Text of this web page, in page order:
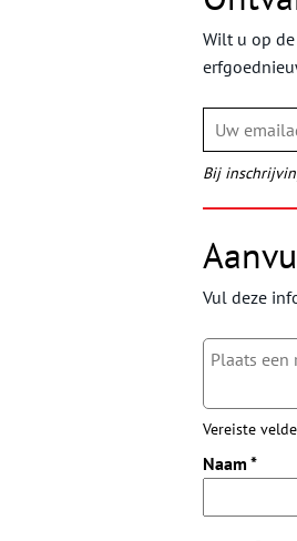
Wilt u op
Bij
Vul deze
Vereiste
Naam *